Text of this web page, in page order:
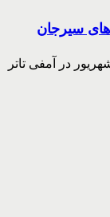
سیرجان
جشن ها هر شب در ۲ سانس تا یکشنبه ۲۳ شهریور در آمفی تاتر